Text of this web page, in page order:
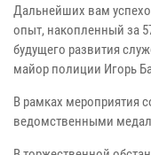
Дальнейших вам
опыт, накопленный за
будущего развития
майор полиции Игорь
В рамках мероприятия
ведомственными